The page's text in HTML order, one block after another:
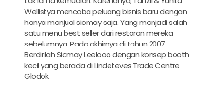
Wellistya mencoba peluang bisnis baru dengan
hanya menjual siomay saja. Yang menjadi salah
satu menu best seller dari restoran mereka
sebelumnya. Pada akhirnya di tahun 2007.
Berdirilah Siomay Leelooo dengan konsep booth
kecil yang berada di Lindeteves Trade Centre
Glodok.